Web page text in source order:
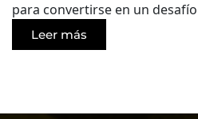
para convertirse en un desafío
Leer más